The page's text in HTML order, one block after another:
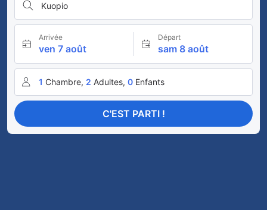
Kuopio
Arrivée
ven 7 août
Départ
sam 8 août
1 Chambre, 2 Adultes, 0 Enfants
C'EST PARTI !